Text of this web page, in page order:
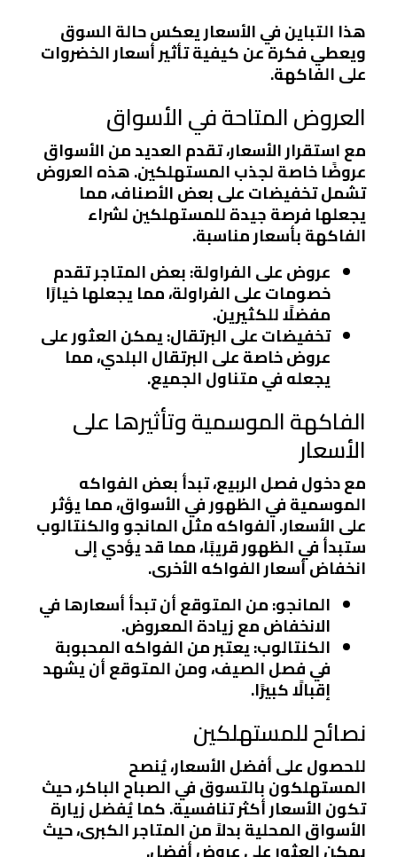
هذا التباين في الأسعار يعكس حالة السوق
ويعطي فكرة عن كيفية تأثير أسعار الخضروات
على الفاكهة.
العروض المتاحة في الأسواق
مع استقرار الأسعار، تقدم العديد من الأسواق
عروضًا خاصة لجذب المستهلكين. هذه العروض
تشمل تخفيضات على بعض الأصناف، مما
يجعلها فرصة جيدة للمستهلكين لشراء
الفاكهة بأسعار مناسبة.
عروض على الفراولة: بعض المتاجر تقدم
خصومات على الفراولة، مما يجعلها خيارًا
مفضلًا للكثيرين.
تخفيضات على البرتقال: يمكن العثور على
عروض خاصة على البرتقال البلدي، مما
يجعله في متناول الجميع.
الفاكهة الموسمية وتأثيرها على
الأسعار
مع دخول فصل الربيع، تبدأ بعض الفواكه
الموسمية في الظهور في الأسواق، مما يؤثر
على الأسعار. الفواكه مثل المانجو والكنتالوب
ستبدأ في الظهور قريبًا، مما قد يؤدي إلى
انخفاض أسعار الفواكه الأخرى.
المانجو: من المتوقع أن تبدأ أسعارها في
الانخفاض مع زيادة المعروض.
الكنتالوب: يعتبر من الفواكه المحبوبة
في فصل الصيف، ومن المتوقع أن يشهد
إقبالًا كبيرًا.
نصائح للمستهلكين
للحصول على أفضل الأسعار، يُنصح
المستهلكون بالتسوق في الصباح الباكر، حيث
تكون الأسعار أكثر تنافسية. كما يُفضل زيارة
الأسواق المحلية بدلاً من المتاجر الكبرى، حيث